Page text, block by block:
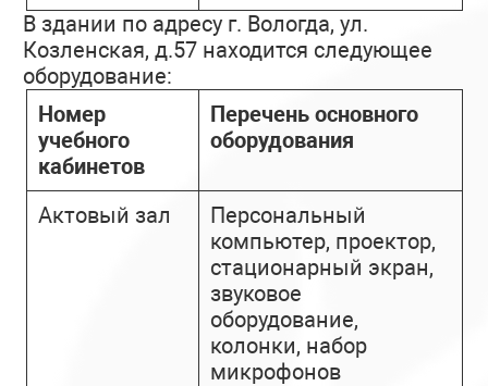
В здании по адресу г. Вологда, ул.
Козленская, д.57 находится следующее
оборудование:
Номер
учебного
кабинетов
Перечень основного
оборудования
Актовый зал
Персональный
компьютер, проектор,
стационарный экран,
звуковое
оборудование,
колонки, набор
микрофонов